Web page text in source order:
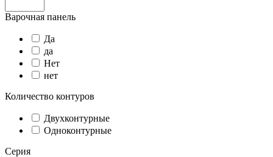
Варочная панель
Да
да
Нет
нет
Количество контуров
Двухконтурные
Одноконтурные
Серия